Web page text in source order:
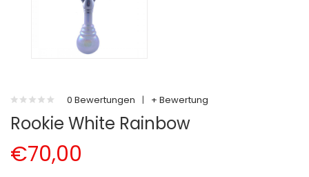
0 Bewertungen | + Bewertung
Rookie White Rainbow
€70,00